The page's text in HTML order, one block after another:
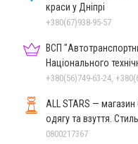
краси у Дніпрі
+380(67)938-95-57
ВСП
Національного
"Дніпровська
+380(56)749-63-24,
ALL STARS —
одягу та взуття.
моделі
0800217367